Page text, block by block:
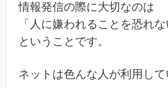
情報発信の際に大切なのは
「人に嫌われることを恐れな
ということです。
ネットは色んな人が利用して